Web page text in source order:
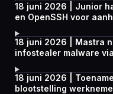
18 juni 2026 | Junior
en OpenSSH voor
18 juni 2026 | Mastra
infostealer malware
18 juni 2026 |
blootstelling